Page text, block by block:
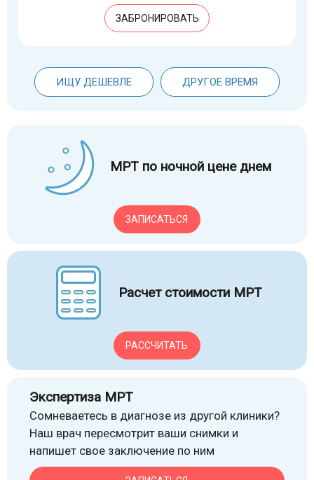
ЗАБРОНИРОВАТЬ
ИЩУ ДЕШЕВЛЕ ДРУГОЕ ВРЕМЯ
МРТ по ночной цене днем
ЗАПИСАТЬСЯ
Расчет стоимости МРТ
РАССЧИТАТЬ
Экспертиза МРТ
Сомневаетесь в диагнозе из другой клиники?
Наш врач пересмотрит ваши снимки и
напишет свое заключение по ним